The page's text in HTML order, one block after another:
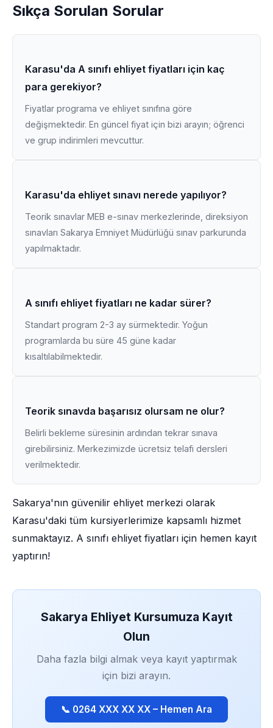
Sıkça Sorulan Sorular
Karasu'da A sınıfı ehliyet fiyatları için kaç
para gerekiyor?
Fiyatlar programa ve ehliyet sınıfına göre
değişmektedir. En güncel fiyat için bizi arayın; öğrenci
ve grup indirimleri mevcuttur.
Karasu'da ehliyet sınavı nerede yapılıyor?
Teorik sınavlar MEB e-sınav merkezlerinde, direksiyon
sınavları Sakarya Emniyet Müdürlüğü sınav parkurunda
yapılmaktadır.
A sınıfı ehliyet fiyatları ne kadar sürer?
Standart program 2-3 ay sürmektedir. Yoğun
programlarda bu süre 45 güne kadar
kısaltılabilmektedir.
Teorik sınavda başarısız olursam ne olur?
Belirli bekleme süresinin ardından tekrar sınava
girebilirsiniz. Merkezimizde ücretsiz telafi dersleri
verilmektedir.
Sakarya'nın güvenilir ehliyet merkezi olarak
Karasu'daki tüm kursiyerlerimize kapsamlı hizmet
sunmaktayız. A sınıfı ehliyet fiyatları için hemen kayıt
yaptırın!
Sakarya Ehliyet Kursumuza Kayıt
Olun
Daha fazla bilgi almak veya kayıt yaptırmak
için bizi arayın.
📞 0264 XXX XX XX – Hemen Ara